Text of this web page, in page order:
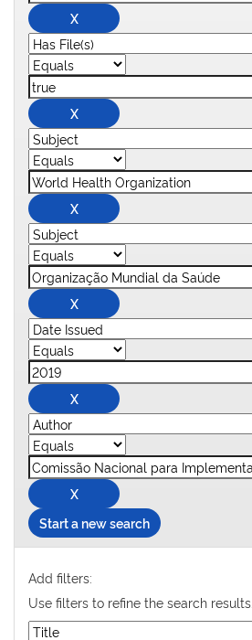
Start a new search
Add filters:
Use filters to refine the search results.